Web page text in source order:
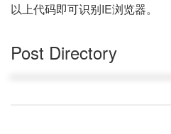
以上代码即可识别IE浏览器。
Post Directory